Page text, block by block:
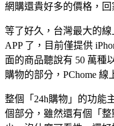
網購還貴好多的價格，
等了好久，台灣最大的線
APP 了，目前僅提供
面的商品聽說有 50 萬種
購物的部分，PChome
整個「24h購物」的功能
個部分，雖然還有個「